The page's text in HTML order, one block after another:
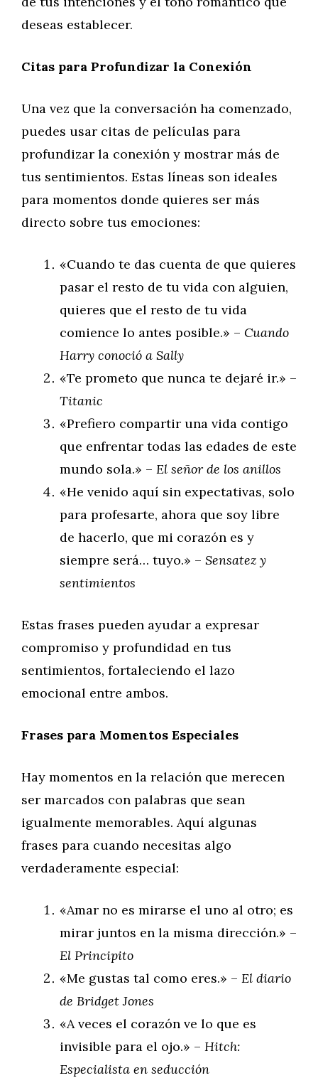
deseas establecer.
Citas para Profundizar la Conexión
Una vez que la conversación ha comenzado,
puedes usar citas de películas para
profundizar la conexión y mostrar más de
tus sentimientos. Estas líneas son ideales
para momentos donde quieres ser más
directo sobre tus emociones:
«Cuando te das cuenta de que quieres
pasar el resto de tu vida con alguien,
quieres que el resto de tu vida
comience lo antes posible.» – Cuando
Harry conoció a Sally
«Te prometo que nunca te dejaré ir.» –
Titanic
«Prefiero compartir una vida contigo
que enfrentar todas las edades de este
mundo sola.» – El señor de los anillos
«He venido aquí sin expectativas, solo
para profesarte, ahora que soy libre
de hacerlo, que mi corazón es y
siempre será… tuyo.» – Sensatez y
sentimientos
Estas frases pueden ayudar a expresar
compromiso y profundidad en tus
sentimientos, fortaleciendo el lazo
emocional entre ambos.
Frases para Momentos Especiales
Hay momentos en la relación que merecen
ser marcados con palabras que sean
igualmente memorables. Aquí algunas
frases para cuando necesitas algo
verdaderamente especial:
«Amar no es mirarse el uno al otro; es
mirar juntos en la misma dirección.» –
El Principito
«Me gustas tal como eres.» – El diario
de Bridget Jones
«A veces el corazón ve lo que es
invisible para el ojo.» – Hitch:
Especialista en seducción